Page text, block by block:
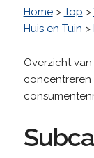
Home> Top >
Huis en Tuin >
Overzicht